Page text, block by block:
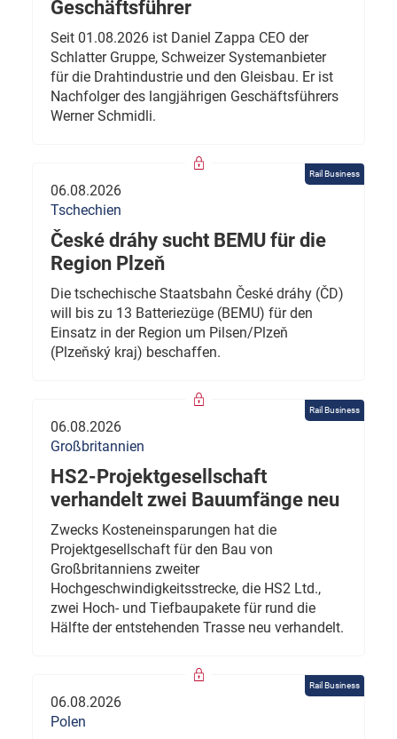
Geschäftsführer
Seit 01.08.2026 ist Daniel Zappa CEO der
Schlatter Gruppe, Schweizer Systemanbieter
für die Drahtindustrie und den Gleisbau. Er ist
Nachfolger des langjährigen Geschäftsführers
Werner Schmidli.
Rail Business
06.08.2026
Tschechien
České dráhy sucht BEMU für die
Region Plzeň
Die tschechische Staatsbahn České dráhy (ČD)
will bis zu 13 Batteriezüge (BEMU) für den
Einsatz in der Region um Pilsen/Plzeň
(Plzeňský kraj) beschaffen.
Rail Business
06.08.2026
Großbritannien
HS2-Projektgesellschaft
verhandelt zwei Bauumfänge neu
Zwecks Kosteneinsparungen hat die
Projektgesellschaft für den Bau von
Großbritanniens zweiter
Hochgeschwindigkeitsstrecke, die HS2 Ltd.,
zwei Hoch- und Tiefbaupakete für rund die
Hälfte der entstehenden Trasse neu verhandelt.
Rail Business
06.08.2026
Polen